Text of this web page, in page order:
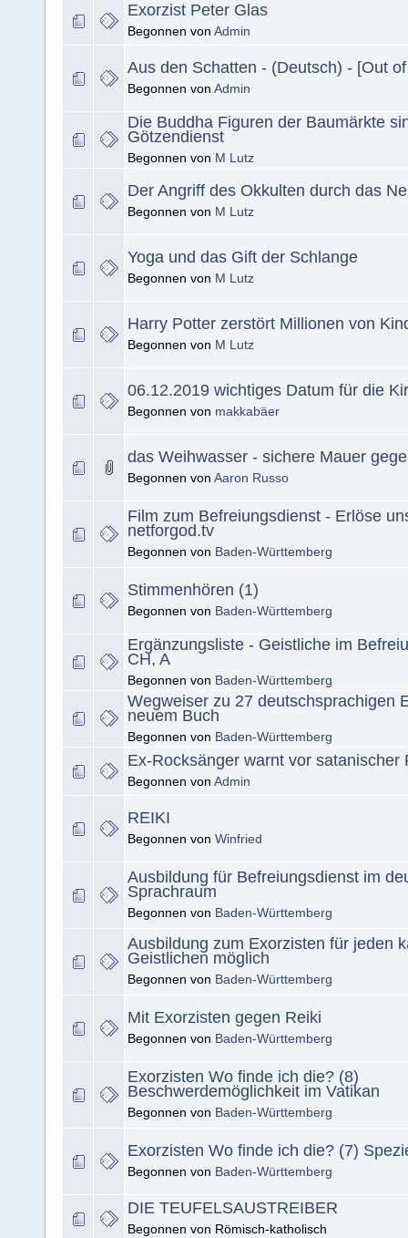
Exorzist Peter Glas
Begonnen von Admin
Aus den Schatten - (Deutsch) - [Out
Begonnen von Admin
Die Buddha Figuren der Baumärkte
Götzendienst
Begonnen von M Lutz
Der Angriff des Okkulten durch das
Begonnen von M Lutz
Yoga und das Gift der Schlange
Begonnen von M Lutz
Harry Potter zerstört Millionen von
Begonnen von M Lutz
06.12.2019 wichtiges Datum für die
Begonnen von makkabäer
das Weihwasser - sichere Mauer
Begonnen von Aaron Russo
Film zum Befreiungsdienst - Erlöse
netforgod.tv
Begonnen von Baden-Württemberg
Stimmenhören (1)
Begonnen von Baden-Württemberg
Ergänzungsliste - Geistliche im
CH, A
Begonnen von Baden-Württemberg
Wegweiser zu 27 deutschsprachigen
neuem Buch
Begonnen von Baden-Württemberg
Ex-Rocksänger warnt vor satanischer
Begonnen von Admin
REIKI
Begonnen von Winfried
Ausbildung für Befreiungsdienst im
Sprachraum
Begonnen von Baden-Württemberg
Ausbildung zum Exorzisten für jeden
Geistlichen möglich
Begonnen von Baden-Württemberg
Mit Exorzisten gegen Reiki
Begonnen von Baden-Württemberg
Exorzisten Wo finde ich die? (8)
Beschwerdemöglichkeit im Vatikan
Begonnen von Baden-Württemberg
Exorzisten Wo finde ich die? (7)
Begonnen von Baden-Württemberg
DIE TEUFELSAUSTREIBER
Begonnen von Römisch-katholisch